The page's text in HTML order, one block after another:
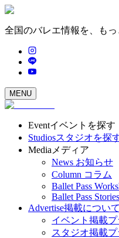
全国のバレエ情報を、もっ
MENU
Eventイベントを探す
Studiosスタジオを探
Media メディア
News お知らせ
Column コラム
Ballet Pass
Ballet Pass Stories
Advertise掲載について
イベント掲載プ
スタジオ掲載プ